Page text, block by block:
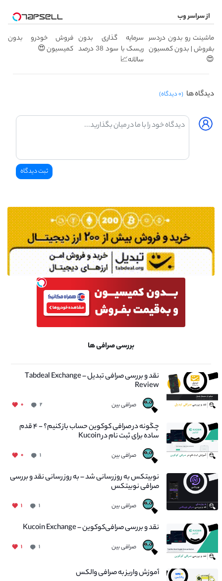
از سراسر وب
ماشینت رو بدون دردسر
بفروش | بدون کمسیون
😍
سرمایه گذاری بدون
ریسک با سود 38 درصد
سالانه📈
فروش خودرو بدون
کمیسیون 😍
دیدگاه ها (۰ دیدگاه)
بررسی صرافی ها
نقد و بررسی صرافی تبدیل – Tabdeal Exchange
Review
صرافی بین ۲ ۰
چگونه در صرافی کوکوین حساب باز کنیم؟ - ۴ قدم
ساده برای ثبت نام در Kucoin
صرافی بین ۱ ۰
نوبیتکس به روزرسانی شد – به روز رسانی نقد و بررسی
صرافی نوبیتکس
صرافی بین ۱ ۱
نقد و بررسی صرافی‌کوکوین – Kucoin Exchange
صرافی بین ۱ ۱
آموزش واریز به صرافی والکس